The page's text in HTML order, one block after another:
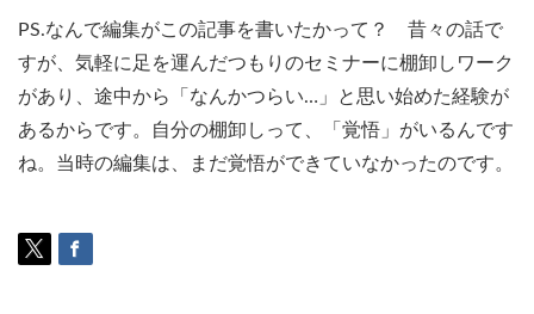
PS.なんで編集がこの記事を書いたかって？ 昔々の話で
すが、気軽に足を運んだつもりのセミナーに棚卸しワーク
があり、途中から「なんかつらい…」と思い始めた経験が
あるからです。自分の棚卸しって、「覚悟」がいるんです
ね。当時の編集は、まだ覚悟ができていなかったのです。